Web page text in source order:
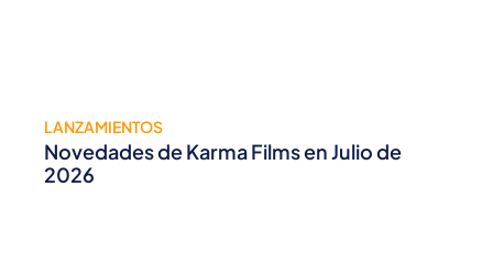
LANZAMIENTOS
Novedades de Karma Films en Julio de
2026